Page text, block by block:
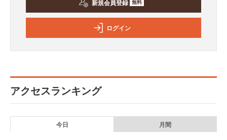
新規会員登録 無料
ログイン
アクセスランキング
今日 月間